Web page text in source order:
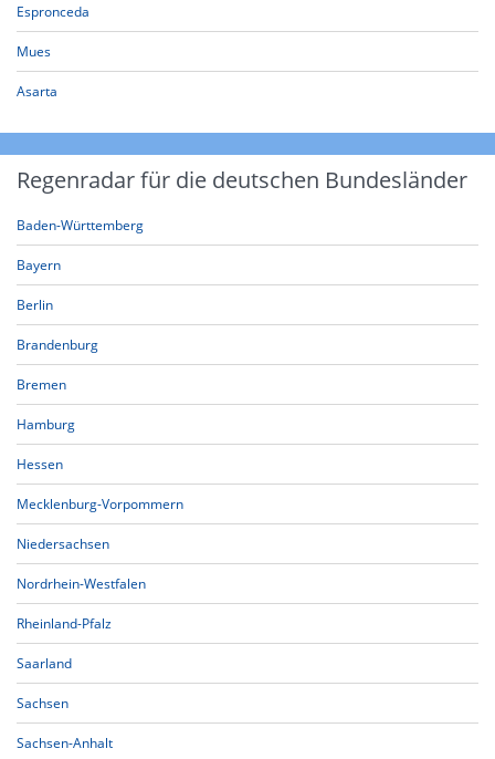
Espronceda
Mues
Asarta
Regenradar für die deutschen Bundesländer
Baden-Württemberg
Bayern
Berlin
Brandenburg
Bremen
Hamburg
Hessen
Mecklenburg-Vorpommern
Niedersachsen
Nordrhein-Westfalen
Rheinland-Pfalz
Saarland
Sachsen
Sachsen-Anhalt